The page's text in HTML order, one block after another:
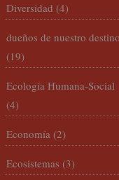
Diversidad (4)
dueños de nuestro destino
(19)
Ecología Humana-Social
(4)
Economía (2)
Ecosistemas (3)